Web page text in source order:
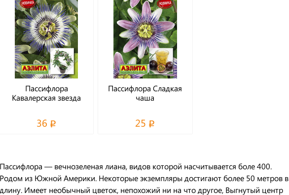
Пассифлора
Кавалерская звезда
36
Пассифлора Сладкая
чаша
25
Пассифлора — вечнозеленая лиана, видов которой насчитывается боле 400.
Родом из Южной Америки. Некоторые экземпляры достигают более 50 метров в
длину. Имеет необычный цветок, непохожий ни на что другое, Выгнутый центр